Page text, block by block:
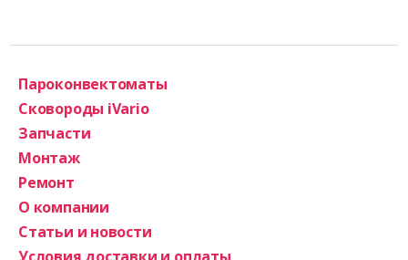
Пароконвектоматы
Сковороды iVario
Запчасти
Монтаж
Ремонт
О компании
Статьи и новости